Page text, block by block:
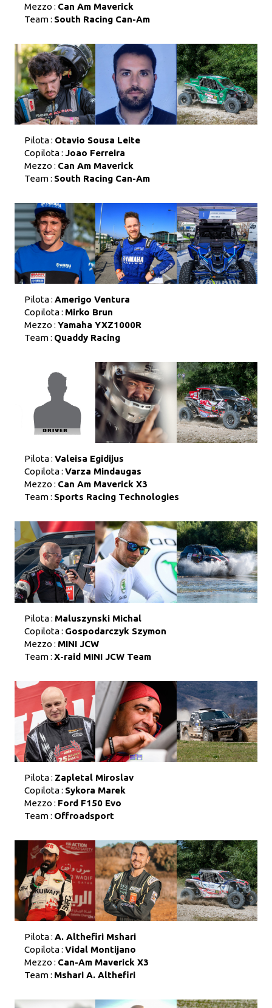
Mezzo : Can Am Maverick
Team : South Racing Can-Am
Pilota : Otavio Sousa Leite
Copilota : Joao Ferreira
Mezzo : Can Am Maverick
Team : South Racing Can-Am
Pilota : Amerigo Ventura
Copilota : Mirko Brun
Mezzo : Yamaha YXZ1000R
Team : Quaddy Racing
Pilota : Valeisa Egidijus
Copilota : Varza Mindaugas
Mezzo : Can Am Maverick X3
Team : Sports Racing Technologies
Pilota : Maluszynski Michal
Copilota : Gospodarczyk Szymon
Mezzo : MINI JCW
Team : X-raid MINI JCW Team
Pilota : Zapletal Miroslav
Copilota : Sykora Marek
Mezzo : Ford F150 Evo
Team : Offroadsport
Pilota : A. Althefiri Mshari
Copilota : Vidal Montijano
Mezzo : Can-Am Maverick X3
Team : Mshari A. Althefiri